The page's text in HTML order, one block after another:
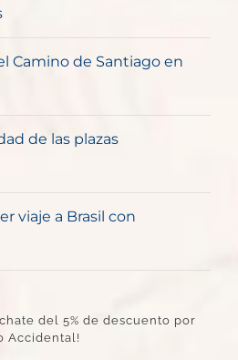
Camino de Santiago en
de las plazas
viaje a Brasil con
del 5% de descuento por
Accidental!